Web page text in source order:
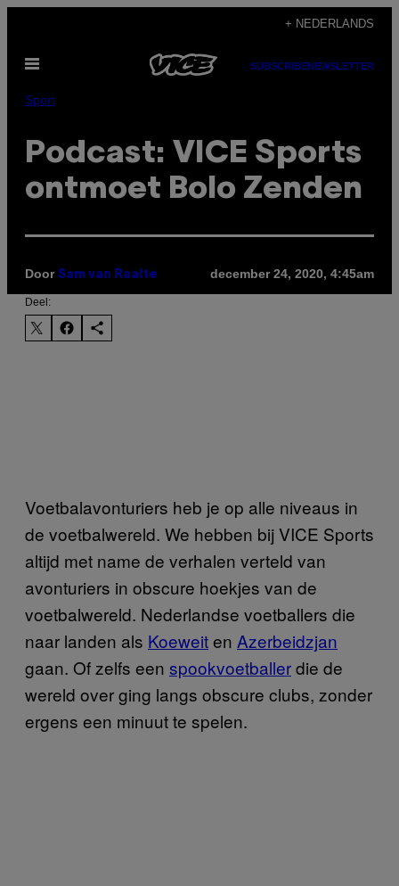
de
inhoud
+ NEDERLANDS
Open
SUBSCRIBENEWSLETTER
Sport
Podcast: VICE Sports
ontmoet Bolo Zenden
Door Sam van Raalte december 24, 2020, 4:45am
Deel:
Voetbalavonturiers heb je op alle niveaus in
de voetbalwereld. We hebben bij VICE Sports
altijd met name de verhalen verteld van
avonturiers in obscure hoekjes van de
voetbalwereld. Nederlandse voetballers die
naar landen als Koeweiten Azerbeidzjan
gaan. Of zelfs een spookvoetballerdie de
wereld over ging langs obscure clubs, zonder
ergens een minuut te spelen.